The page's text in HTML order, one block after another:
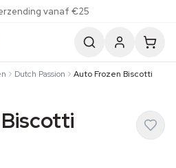
vanaf €25
Dutch Passion Auto Frozen Biscotti